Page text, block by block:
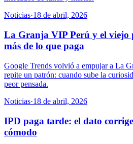
Noticias·18 de abril, 2026
La Granja VIP Perú y el viejo
más de lo que paga
Google Trends volvió a empujar a La
repite un patrón: cuando sube la
peor pensada.
Noticias·18 de abril, 2026
IPD paga tarde: el dato
cómodo